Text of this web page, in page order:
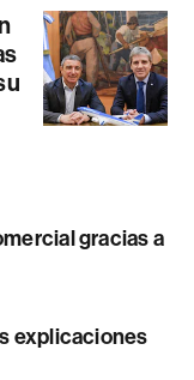
gracias a
explicaciones